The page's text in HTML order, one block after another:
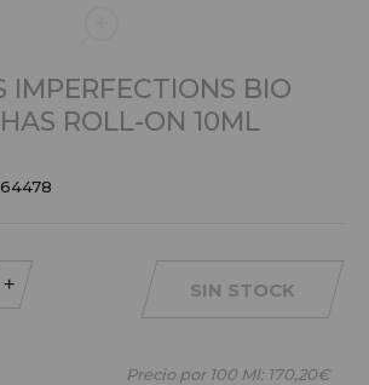
IMPERFECTIONS BIO
ROLL-ON 10ML
+ SIN STOCK
Precio por 100 Ml: 170,20€